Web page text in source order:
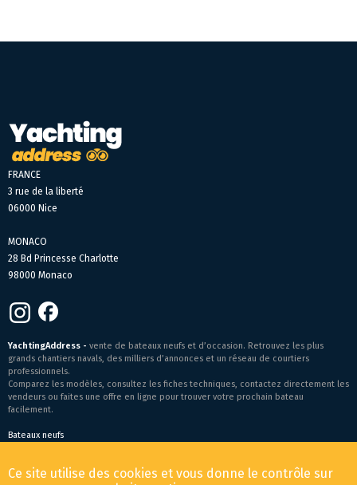
FRANCE
3 rue de la liberté
06000 Nice
MONACO
28 Bd Princesse Charlotte
98000 Monaco
YachtingAddress - vente de bateaux neufs et d’occasion. Retrouvez les plus
grands chantiers navals, des milliers d’annonces et un réseau de courtiers
professionnels.
Comparez les modèles, consultez les fiches techniques, contactez directement les
vendeurs ou faites une offre en ligne pour trouver votre prochain bateau
facilement.
Bateaux neufs
© 2026 YachtingAddress.com
Ce site utilise des cookies et vous donne le contrôle sur